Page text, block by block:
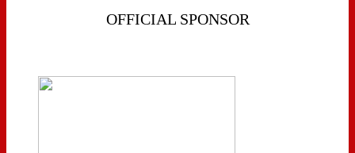
OFFICIAL SPONSOR